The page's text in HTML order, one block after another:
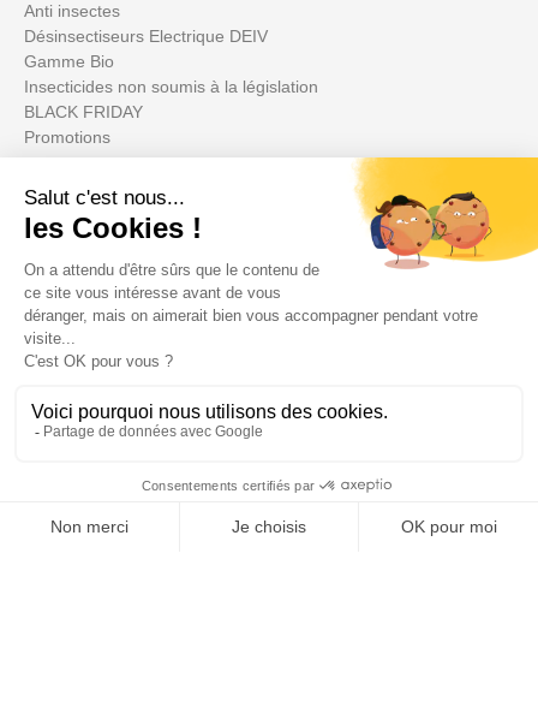
Anti insectes
Désinsectiseurs Electrique DEIV
Gamme Bio
Insecticides non soumis à la législation
BLACK FRIDAY
Promotions
Votre compte
Informations
